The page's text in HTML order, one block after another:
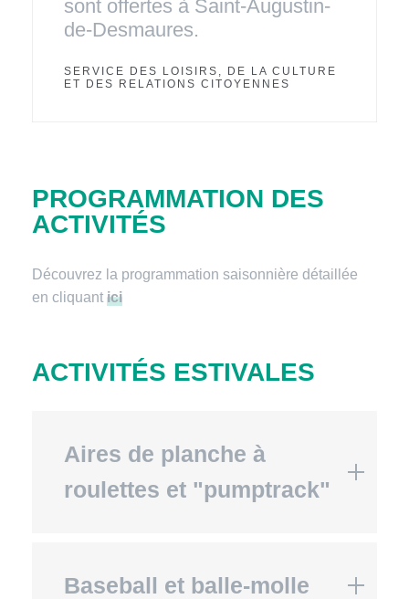
sont offertes à Saint-Augustin-
de-Desmaures.
SERVICE DES LOISIRS, DE LA CULTURE
ET DES RELATIONS CITOYENNES
PROGRAMMATION DES
ACTIVITÉS
Découvrez la programmation saisonnière détaillée
en cliquant ici
ACTIVITÉS ESTIVALES
Aires de planche à
roulettes et "pumptrack"
Baseball et balle-molle